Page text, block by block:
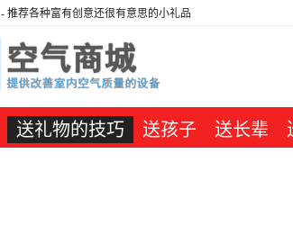
- 推荐各种富有创意还很有意思的小礼品
送礼物的技巧 送孩子 送长辈